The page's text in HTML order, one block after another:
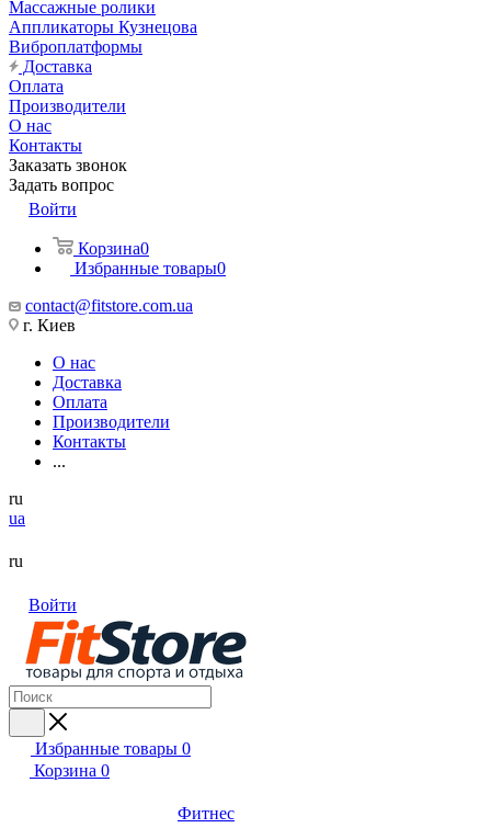
Массажные ролики
Аппликаторы Кузнецова
Виброплатформы
Доставка
Оплата
Производители
О нас
Контакты
Заказать звонок
Задать вопрос
Войти
Корзина0
Избранные товары0
contact@fitstore.com.ua
г. Киев
О нас
Доставка
Оплата
Производители
Контакты
...
ru
ua
ru
Войти
Избранные товары 0
Корзина 0
Фитнес